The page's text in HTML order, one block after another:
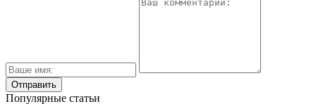
Популярные статьи